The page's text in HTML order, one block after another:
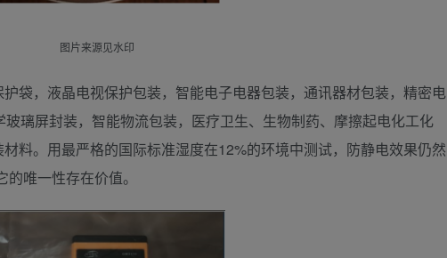
图片来源见水印
袋，液晶电视保护包装，智能电子电器包装，通讯器材包装，精密电
璃屏封装，智能物流包装，医疗卫生、生物制药、摩擦起电化工化
料。用最严格的国际标准湿度在12%的环境中测试，防静电效果仍然
唯一性存在价值。